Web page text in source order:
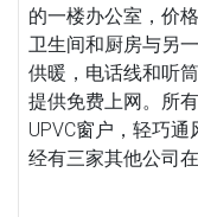
的一楼办公室，价
卫生间和厨房与另
供暖，电话线和听
提供免费上网。所
UPVC窗户，轻巧
经有三家其他公司